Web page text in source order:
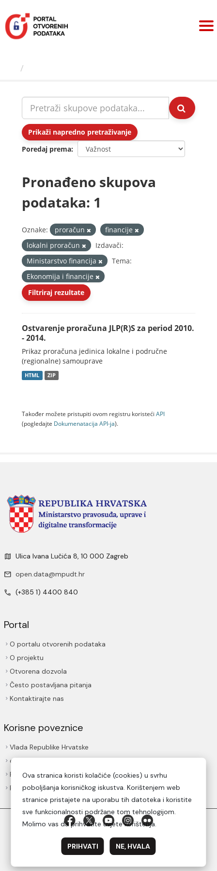
sadržaj
Prikaži napredno pretraživanje
Poredaj prema
Pronađeno skupova
podataka: 1
Oznake: proračun
financije
lokalni proračun
Izdavači:
Ministarstvo financija
Tema:
Ekonomija i financije
Filtriraj rezultate
Ostvarenje proračuna JLP(R)S za period 2010.
- 2014.
Prikaz proračuna jedinica lokalne i područne
(regionalne) samouprave
HTML ZIP
Također možete pristupiti ovom registru koristeći API
(pogledajte Dokumenаtаcijа API-jа).